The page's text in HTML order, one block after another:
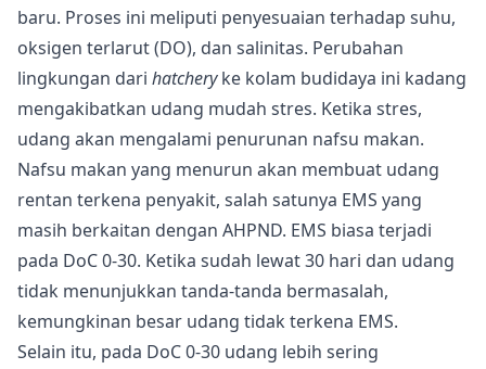
baru. Proses ini meliputi penyesuaian terhadap suhu,
oksigen terlarut (DO), dan salinitas. Perubahan
lingkungan dari hatcheryke kolam budidaya ini kadang
mengakibatkan udang mudah stres. Ketika stres,
udang akan mengalami penurunan nafsu makan.
Nafsu makan yang menurun akan membuat udang
rentan terkena penyakit, salah satunya EMS yang
masih berkaitan dengan AHPND. EMS biasa terjadi
pada DoC 0-30. Ketika sudah lewat 30 hari dan udang
tidak menunjukkan tanda-tanda bermasalah,
kemungkinan besar udang tidak terkena EMS.
Selain itu, pada DoC 0-30 udang lebih sering